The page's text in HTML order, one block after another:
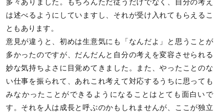
多々ありました。もちろんただ従うだけでなく、自分の考え
は述べるようにしていますし、それが受け入れてもらえるこ
ともあります。
意見が違うと、初めは生意気にも「なんだよ」と思うことが
多かったのですが、だんだんと自分の考えを変容させられる
妙な気持ちよさに目覚めてきました。また、やったことのな
い仕事を振られて、あれこれ考えて対応するうちに思っても
みなかったことができるようになることはとても面白いで
す。それを人は成長と呼ぶのかもしれませんが、ここが独立